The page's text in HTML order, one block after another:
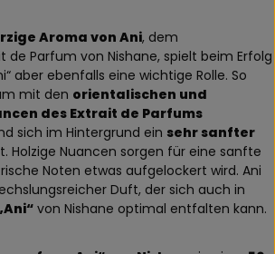
Aroma von Ani, dem
de Parfum von Nishane, spielt beim Erfolg
aber ebenfalls eine wichtige Rolle. So
mit den orientalischen und
des Extrait de Parfums
sich im Hintergrund ein sehr sanfter
Holzige Nuancen sorgen für eine sanfte
Noten etwas aufgelockert wird. Ani
Duft, der sich auch in
von Nishane optimal entfalten kann.